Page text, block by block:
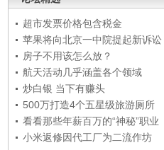
超市发票价格包含税金
苹果将向北京一中院提起新诉讼
房子不用该怎么放？
航天活动几乎涵盖各个领域
炒白银 当下有赚头
500万打造4个五星级旅游厕所
看看那些年薪百万的“神秘”职业
小米返修因代工厂为二流作坊